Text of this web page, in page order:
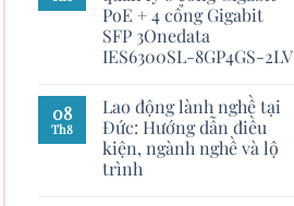
PoE + 4 cổng Gigabit
SFP 3Onedata
IES6300SL-8GP4GS-2LV
08
Th8
Lao động lành nghề tại
Đức: Hướng dẫn điều
kiện, ngành nghề và lộ
trình